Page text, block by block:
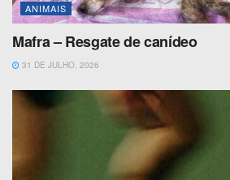
ANIMAIS
Mafra – Resgate de canídeo
31 DE JULHO, 2026